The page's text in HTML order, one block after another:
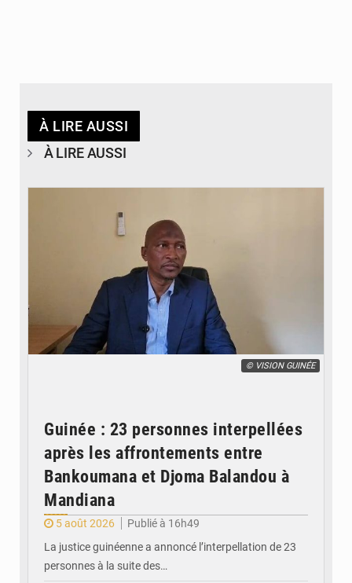
À LIRE AUSSI
À LIRE AUSSI
© VISION GUINÉE
Guinée : 23 personnes interpellées
après les affrontements entre
Bankoumana et Djoma Balandou à
Mandiana
5 août 2026
Publié à 16h49
La justice guinéenne a annoncé l’interpellation de 23
personnes à la suite des…